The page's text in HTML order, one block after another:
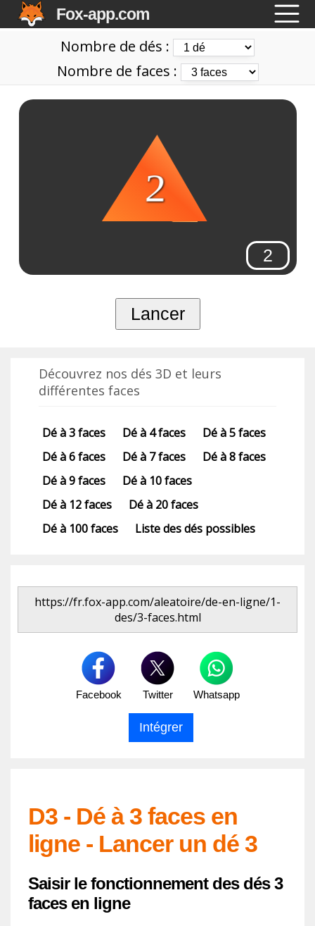
Fox-app.com
Nombre de dés :
Nombre de faces :
2
Découvrez nos dés 3D et leurs
différentes faces
Dé à 3 faces Dé à 4 faces
Dé à 5 faces
Dé à 6 faces
Dé à 7 faces
Dé à 8 faces
Dé à 9 faces
Dé à 10 faces
Dé à 12 faces
Dé à 20 faces
Dé à 100 faces
Liste des dés possibles
https://fr.fox-app.com/aleatoire/de-en-ligne/1-
des/3-faces.html
Facebook Twitter Whatsapp
D3 - Dé à 3 faces en
ligne - Lancer un dé 3
Saisir le fonctionnement des dés 3
faces en ligne